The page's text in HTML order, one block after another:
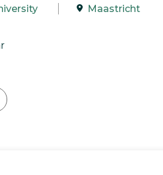
Maastricht